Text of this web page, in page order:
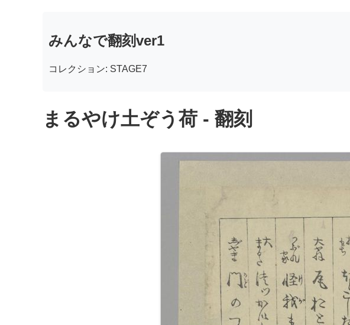
みんなで翻刻ver1
コレクション: STAGE7
まるやけ土ぞう荷 - 翻刻